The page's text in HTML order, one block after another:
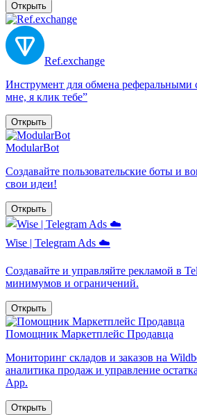
Открыть
Ref.exchange
Инструмент для обмена
мне, я клик тебе”
Открыть
ModularBot
Создавайте пользовательские боты и
свои идеи!
Открыть
Wise | Telegram Ads ☁️
Создавайте и управляйте рекламой в
минимумов и ограничений.
Открыть
Помощник Маркетплейс Продавца
Мониторинг складов и заказов на
аналитика продаж и управление
App.
Открыть